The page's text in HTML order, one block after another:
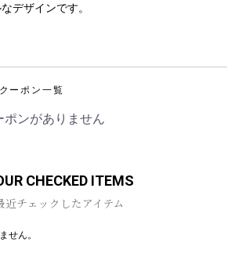
デザインです。
クーポン一覧
ンがありません
CHECKED ITEMS
近チェックしたアイテム
せん。